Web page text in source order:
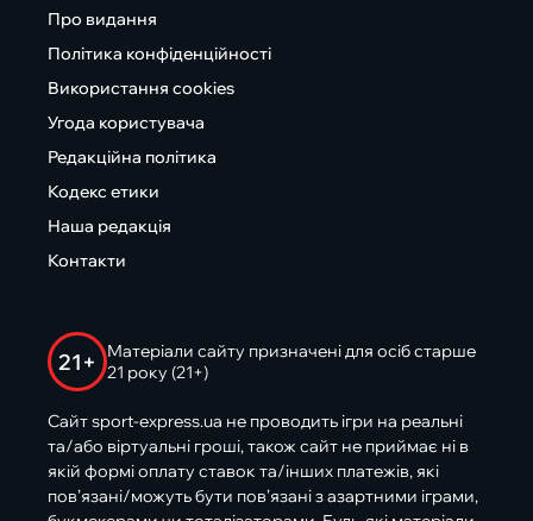
Про видання
Політика конфіденційності
Використання cookies
Угода користувача
Редакційна політика
Кодекс етики
Наша редакція
Контакти
21+
Матеріали сайту призначені для осіб старше
21 року (21+)
Сайт sport-express.ua не проводить ігри на реальні
та/або віртуальні гроші, також сайт не приймає ні в
якій формі оплату ставок та/інших платежів, які
пов’язані/можуть бути пов’язані з азартними іграми,